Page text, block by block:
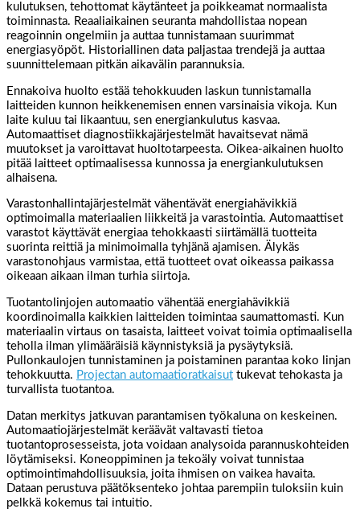
kulutuksen, tehottomat käytänteet ja poikkeamat normaalista
toiminnasta. Reaaliaikainen seuranta mahdollistaa nopean
reagoinnin ongelmiin ja auttaa tunnistamaan suurimmat
energiasyöpöt. Historiallinen data paljastaa trendejä ja auttaa
suunnittelemaan pitkän aikavälin parannuksia.
Ennakoiva huolto estää tehokkuuden laskun tunnistamalla
laitteiden kunnon heikkenemisen ennen varsinaisia vikoja. Kun
laite kuluu tai likaantuu, sen energiankulutus kasvaa.
Automaattiset diagnostiikkajärjestelmät havaitsevat nämä
muutokset ja varoittavat huoltotarpeesta. Oikea-aikainen huolto
pitää laitteet optimaalisessa kunnossa ja energiankulutuksen
alhaisena.
Varastonhallintajärjestelmät vähentävät energiahävikkiä
optimoimalla materiaalien liikkeitä ja varastointia. Automaattiset
varastot käyttävät energiaa tehokkaasti siirtämällä tuotteita
suorinta reittiä ja minimoimalla tyhjänä ajamisen. Älykäs
varastonohjaus varmistaa, että tuotteet ovat oikeassa paikassa
oikeaan aikaan ilman turhia siirtoja.
Tuotantolinjojen automaatio vähentää energiahävikkiä
koordinoimalla kaikkien laitteiden toimintaa saumattomasti. Kun
materiaalin virtaus on tasaista, laitteet voivat toimia optimaalisella
teholla ilman ylimääräisiä käynnistyksiä ja pysäytyksiä.
Pullonkaulojen tunnistaminen ja poistaminen parantaa koko linjan
tehokkuutta. Projectan automaatioratkaisut tukevat tehokasta ja
turvallista tuotantoa.
Datan merkitys jatkuvan parantamisen työkaluna on keskeinen.
Automaatiojärjestelmät keräävät valtavasti tietoa
tuotantoprosesseista, jota voidaan analysoida parannuskohteiden
löytämiseksi. Koneoppiminen ja tekoäly voivat tunnistaa
optimointimahdollisuuksia, joita ihmisen on vaikea havaita.
Dataan perustuva päätöksenteko johtaa parempiin tuloksiin kuin
pelkkä kokemus tai intuitio.